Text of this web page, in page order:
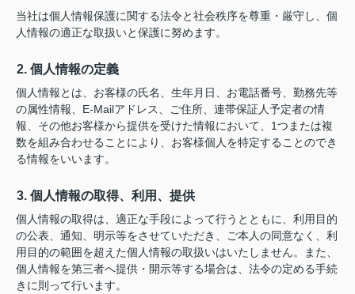
当社は個人情報保護に関する法令と社会秩序を尊重・厳守し、個
人情報の適正な取扱いと保護に努めます。
2. 個人情報の定義
個人情報とは、お客様の氏名、生年月日、お電話番号、勤務先等
の属性情報、E-Mailアドレス、ご住所、連帯保証人予定者の情
報、その他お客様から提供を受けた情報において、1つまたは複
数を組み合わせることにより、お客様個人を特定することのでき
る情報をいいます。
3. 個人情報の取得、利用、提供
個人情報の取得は、適正な手段によって行うとともに、利用目的
の公表、通知、明示等をさせていただき、ご本人の同意なく、利
用目的の範囲を超えた個人情報の取扱いはいたしません。また、
個人情報を第三者へ提供・開示等する場合は、法令の定める手続
きに則って行います。